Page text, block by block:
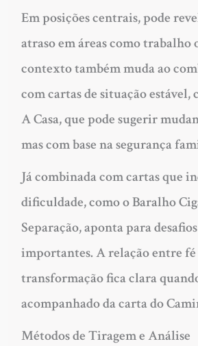
Em posições centrais, pode
atraso em áreas como trabalho
contexto também muda ao
com cartas de situação estável,
A Casa, que pode sugerir
mas com base na segurança
Já combinada com cartas que
dificuldade, como o Baralho
Separação, aponta para
importantes. A relação entre fé
transformação fica clara
acompanhado da carta do
Métodos de Tiragem e Análise